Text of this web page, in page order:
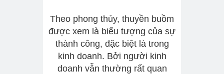
Theo phong thủy, thuyền buồm
được xem là biểu tượng của sự
thành công, đặc biệt là trong
kinh doanh. Bởi người kinh
doanh vẫn thường rất quan